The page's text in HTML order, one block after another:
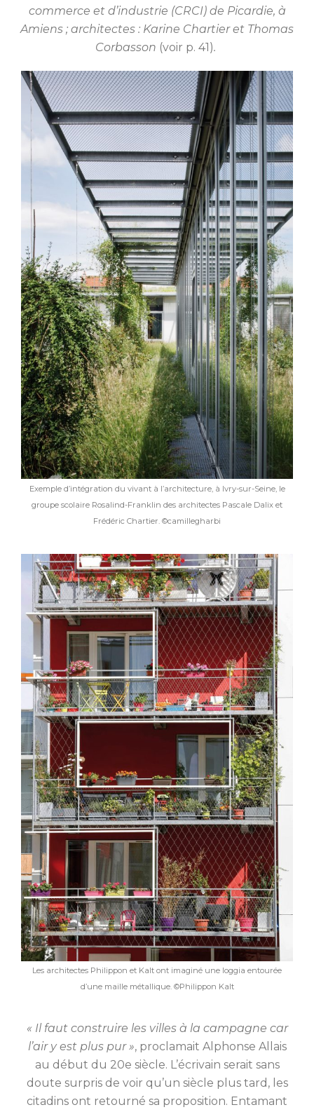
commerce et d’industrie (CRCI) de Picardie, à
Amiens ; architectes : Karine Chartier et Thomas
Corbasson (voir p. 41).
Exemple d’intégration du vivant à l’architecture, à Ivry-sur-Seine, le
groupe scolaire Rosalind-Franklin des architectes Pascale Dalix et
Frédéric Chartier. ©camillegharbi
Les architectes Philippon et Kalt ont imaginé une loggia entourée
d’une maille métallique. ©Philippon Kalt
« Il faut construire les villes à la campagne car
l’air y est plus pur », proclamait Alphonse Allais
au début du 20e siècle. L’écrivain serait sans
doute surpris de voir qu’un siècle plus tard, les
citadins ont retourné sa proposition. Entamant